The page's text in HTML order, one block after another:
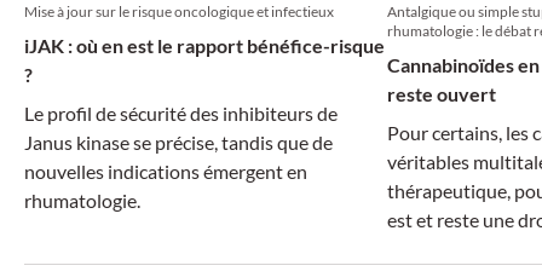
Mise à jour sur le risque oncologique et infectieux
iJAK : où en est le rapport bénéfice-risque
?
Le profil de sécurité des inhibiteurs de
Janus kinase se précise, tandis que de
nouvelles indications émergent en
rhumatologie.
Antalgique ou simple
rhumatologie : le débat
Cannabinoïdes
reste ouvert
Pour certains, les
véritables
thérapeutique,
est et reste une